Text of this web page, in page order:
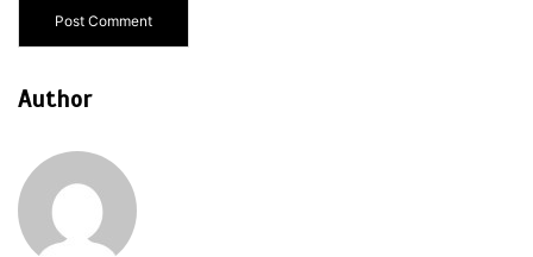
Author